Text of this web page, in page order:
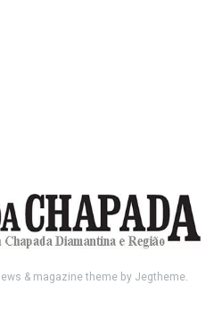
& magazine theme by Jegtheme.